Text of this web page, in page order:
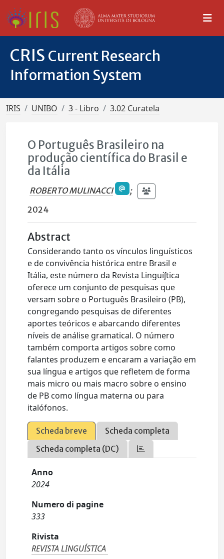
CRIS Current Research
Information System
IRIS UNIBO 3 - Libro 3.02 Curatela
O Português Brasileiro na
produção científica do Brasil e
da Itália
ROBERTO MULINACCI
;
2024
Abstract
Considerando tanto os vínculos linguísticos
e de convivência histórica entre Brasil e
Itália, este número da Revista Linguíʃtica
oferece um conjunto de pesquisas que
versam sobre o Português Brasileiro (PB),
congregando pesquisas de diferentes
aportes teóricos e abarcando diferentes
níveis de análise gramatical. O número
também comporta artigos sobre como
falantes produzem e encaram a variação em
sua língua e artigos que refletem de forma
mais micro ou mais macro sobre o ensino
de PB como língua materna ou para
italófonos.
Scheda breve
Scheda completa
Scheda completa (DC)
Anno
2024
Numero di pagine
333
Rivista
REVISTA LINGUÍSTICA